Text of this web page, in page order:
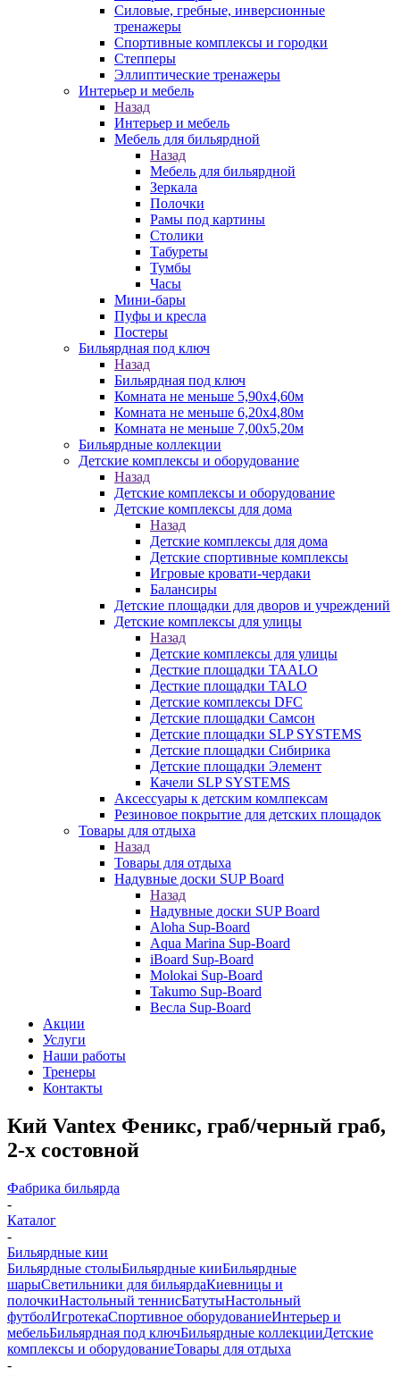
Силовые, гребные, инверсионные
тренажеры
Спортивные комплексы и городки
Степперы
Эллиптические тренажеры
Интерьер и мебель
Назад
Интерьер и мебель
Мебель для бильярдной
Назад
Мебель для бильярдной
Зеркала
Полочки
Рамы под картины
Столики
Табуреты
Тумбы
Часы
Мини-бары
Пуфы и кресла
Постеры
Бильярдная под ключ
Назад
Бильярдная под ключ
Комната не меньше 5,90х4,60м
Комната не меньше 6,20х4,80м
Комната не меньше 7,00х5,20м
Бильярдные коллекции
Детские комплексы и оборудование
Назад
Детские комплексы и оборудование
Детские комплексы для дома
Назад
Детские комплексы для дома
Детские спортивные комплексы
Игровые кровати-чердаки
Балансиры
Детские площадки для дворов и учреждений
Детские комплексы для улицы
Назад
Детские комплексы для улицы
Десткие площадки TAALO
Десткие площадки TALO
Детские комплексы DFC
Детские площадки Самсон
Детские площадки SLP SYSTEMS
Детские площадки Сибирика
Детские площадки Элемент
Качели SLP SYSTEMS
Аксессуары к детским комлпексам
Резиновое покрытие для детских площадок
Товары для отдыха
Назад
Товары для отдыха
Надувные доски SUP Board
Назад
Надувные доски SUP Board
Aloha Sup-Board
Aqua Marina Sup-Board
iBoard Sup-Board
Molokai Sup-Board
Takumo Sup-Board
Весла Sup-Board
Акции
Услуги
Наши работы
Тренеры
Контакты
Кий Vantex Феникс, граб/черный граб,
2-х состовной
Фабрика бильярда
-
Каталог
-
Бильярдные кии
Бильярдные столыБильярдные кииБильярдные
шарыСветильники для бильярдаКиевницы и
полочкиНастольный теннисБатутыНастольный
футболИгротекаСпортивное оборудованиеИнтерьер и
мебельБильярдная под ключБильярдные коллекцииДетские
комплексы и оборудованиеТовары для отдыха
-